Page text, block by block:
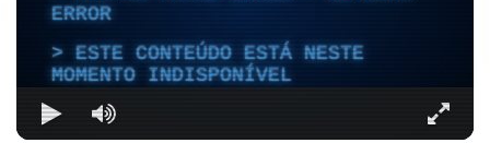
ERROR
ESTE CONTEÚDO ESTÁ NESTE
MOMENTO INDISPONÍVEL